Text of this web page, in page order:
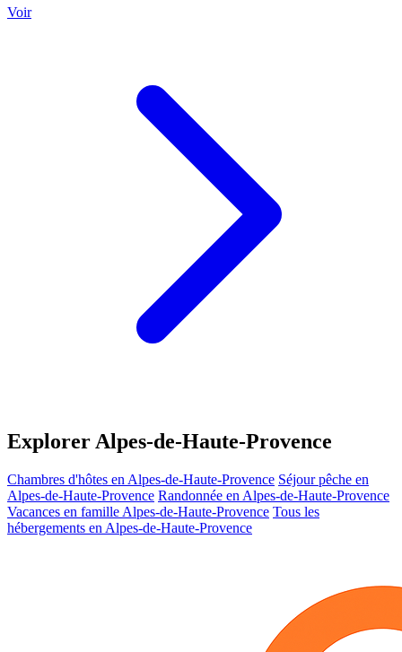
Voir
Explorer Alpes-de-Haute-Provence
Chambres d'hôtes en Alpes-de-Haute-Provence Séjour pêche en
Alpes-de-Haute-Provence Randonnée en Alpes-de-Haute-Provence
Vacances en famille Alpes-de-Haute-Provence Tous les
hébergements en Alpes-de-Haute-Provence